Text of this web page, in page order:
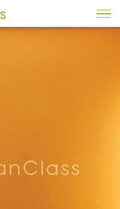
×
内饰